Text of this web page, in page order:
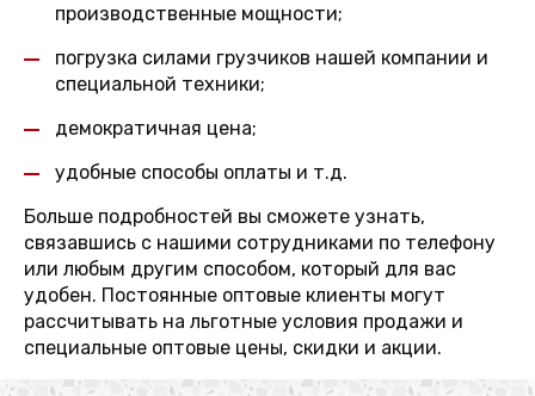
производственные мощности;
погрузка силами грузчиков нашей компании и
специальной техники;
демократичная цена;
удобные способы оплаты и т.д.
Больше подробностей вы сможете узнать,
связавшись с нашими сотрудниками по телефону
или любым другим способом, который для вас
удобен. Постоянные оптовые клиенты могут
рассчитывать на льготные условия продажи и
специальные оптовые цены, скидки и акции.